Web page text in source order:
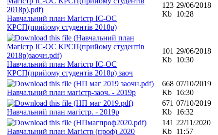
Навчальний план Магістр ІС-ОС
КРСП(прийому студентів 2018р)
123
Kb
29/06/2018
10:28
Навчальний план Магістр ІС-ОС
КРСП(прийому студентів 2018р) заоч
101
Kb
29/06/2018
10:30
Навчальний план магістр-заоч. - 2019р
668
Kb
07/10/2019
16:30
Навчальний план магістр. - 2019р
671
Kb
07/10/2019
16:32
Навчальний план Магістр (проф) 2020
141
Kb
22/11/2020
11:57